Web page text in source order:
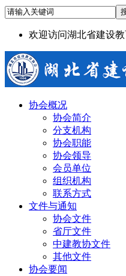
欢迎访问湖北省建设
协会概况
协会简介
分支机构
协会职能
协会领导
会员单位
组织机构
联系方式
文件与通知
协会文件
省厅文件
中建教协文件
其他文件
协会要闻